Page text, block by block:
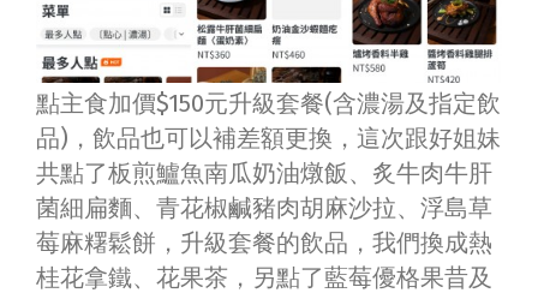
點主食加價$150元升級套餐(含濃湯及指定飲
品)，飲品也可以補差額更換，這次跟好姐妹
共點了板煎鱸魚南瓜奶油燉飯、炙牛肉牛肝
菌細扁麵、青花椒鹹豬肉胡麻沙拉、浮島草
莓麻糬鬆餅 ，升級套餐的飲品，我們換成熱
桂花拿鐵、花果茶，另點了藍莓優格果昔及